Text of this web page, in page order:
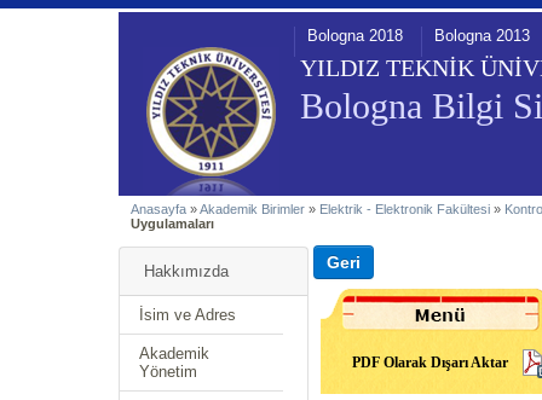
YILDIZ TEKNİK
Bologna Bilgi
Bologna 2018 Bologna 2013
Anasayfa »Akademik Birimler » Elektrik - Elektronik Fakültesi »
Uygulamaları
Hakkımızda
İsim ve Adres
Akademik
Yönetim
PDF Olarak Dışarı Aktar